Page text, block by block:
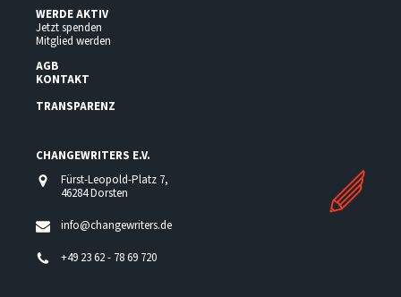
WERDE AKTIV
Jetzt spenden
Mitglied werden
AGB
KONTAKT
TRANSPARENZ
CHANGEWRITERS E.V.
Fürst-Leopold-Platz 7,
46284 Dorsten
info@changewriters.de
+49 23 62 - 78 69 720